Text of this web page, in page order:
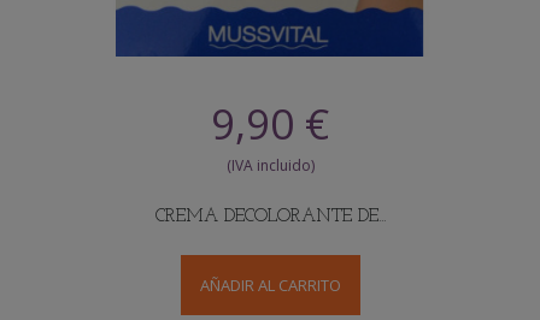
9,90 €
CREMA DECOLORANTE DE...
AÑADIR AL CARRITO